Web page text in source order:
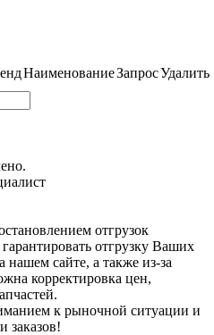
НаименованиеЗапросУдалить
отгрузок
отгрузку Ваших
нашем сайте, а также из-за
корректировка цен,
к рыночной ситуации и
заказов!